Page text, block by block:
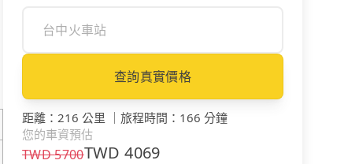
查詢真實價格
距離 ： 216 公里 ｜ 旅程時間 ： 166 分鐘
您的車資預估
TWD5700TWD4069